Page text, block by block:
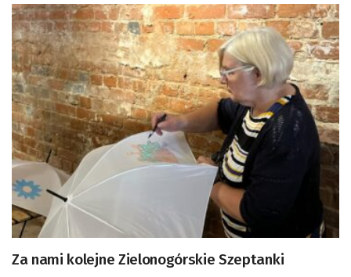
Za nami kolejne Zielonogórskie Szeptanki